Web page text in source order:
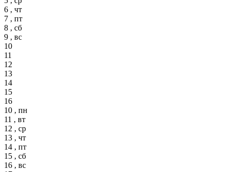
6 , чт
7 , пт
8 , сб
9 , вс
10
11
12
13
14
15
16
10 , пн
11 , вт
12 , ср
13 , чт
14 , пт
15 , сб
16 , вс